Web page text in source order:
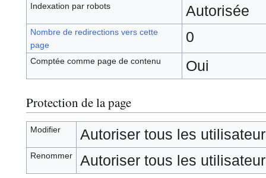
Indexation par robots Autorisée
Nombre de redirections vers cette
page
0
Comptée comme page de contenu Oui
Protection de la page
Modifier Autoriser tous les
Renommer Autoriser tous les